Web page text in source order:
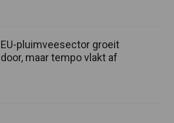
EU-pluimveesector groeit
door, maar tempo vlakt af